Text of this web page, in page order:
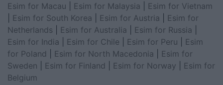
Esim for Macau
Esim for Malaysia
Esim for Vietnam
Esim for South Korea Esim for Austria
Esim for
Netherlands
Esim for Australia Esim for Russia
Esim for India
Esim for Chile Esim for Peru
Esim
for Poland
Esim for North Macedonia
Esim for
Sweden
Esim for Finland Esim for Norway
Esim for
Belgium